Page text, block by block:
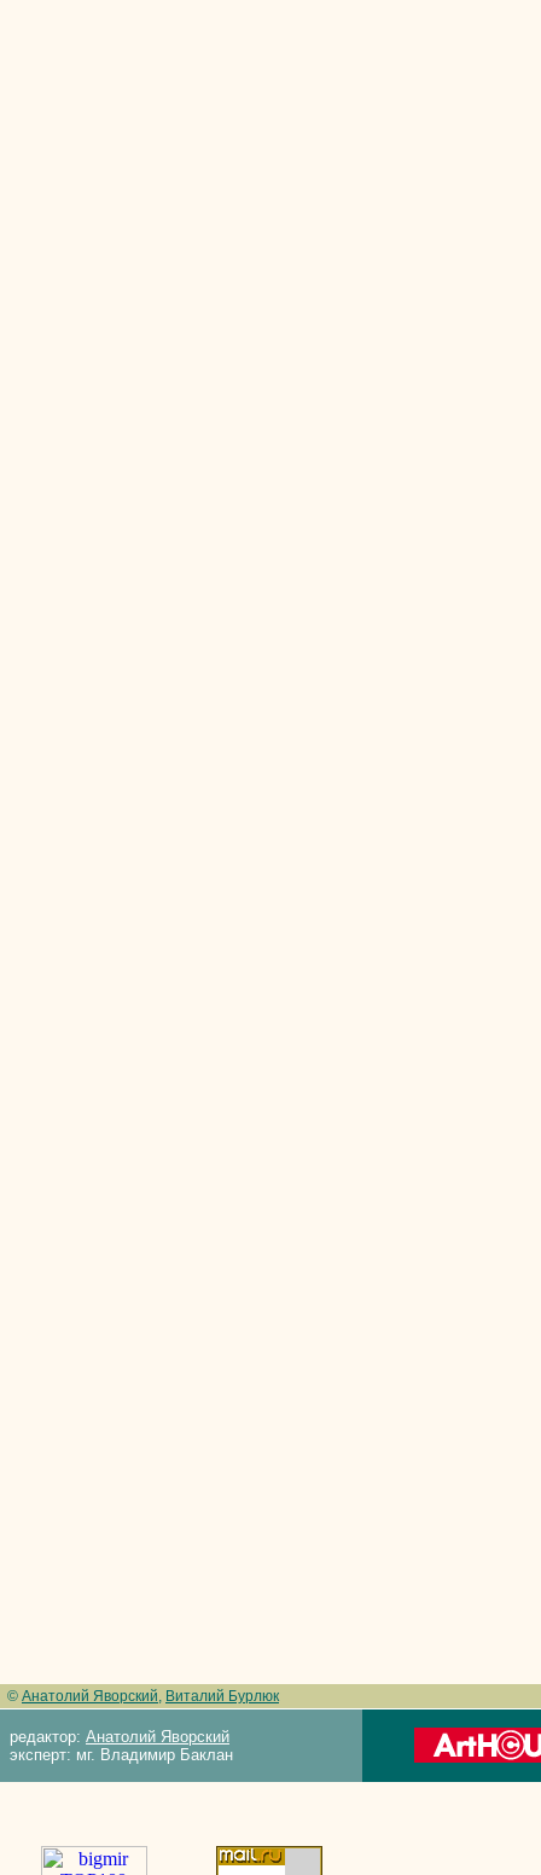
© Анатолий Яворский, Виталий Бурлюк
редактор: Анатолий Яворский
эксперт: мг. Владимир Баклан